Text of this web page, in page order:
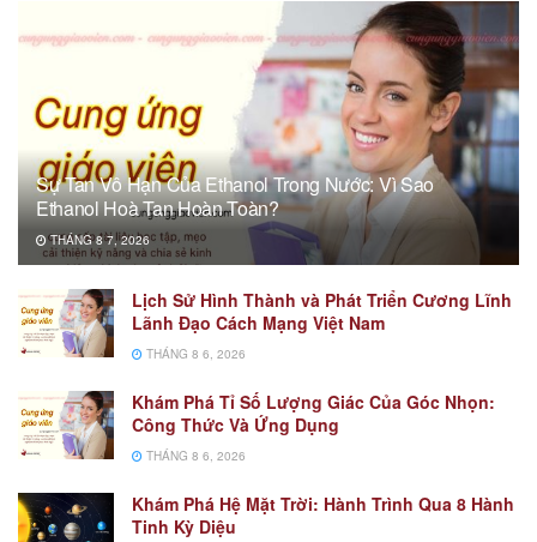
Sự Tan Vô Hạn Của Ethanol Trong Nước: Vì Sao
Ethanol Hoà Tan Hoàn Toàn?
THÁNG 8 7, 2026
Lịch Sử Hình Thành và Phát Triển Cương Lĩnh
Lãnh Đạo Cách Mạng Việt Nam
THÁNG 8 6, 2026
Khám Phá Tỉ Số Lượng Giác Của Góc Nhọn:
Công Thức Và Ứng Dụng
THÁNG 8 6, 2026
Khám Phá Hệ Mặt Trời: Hành Trình Qua 8 Hành
Tinh Kỳ Diệu